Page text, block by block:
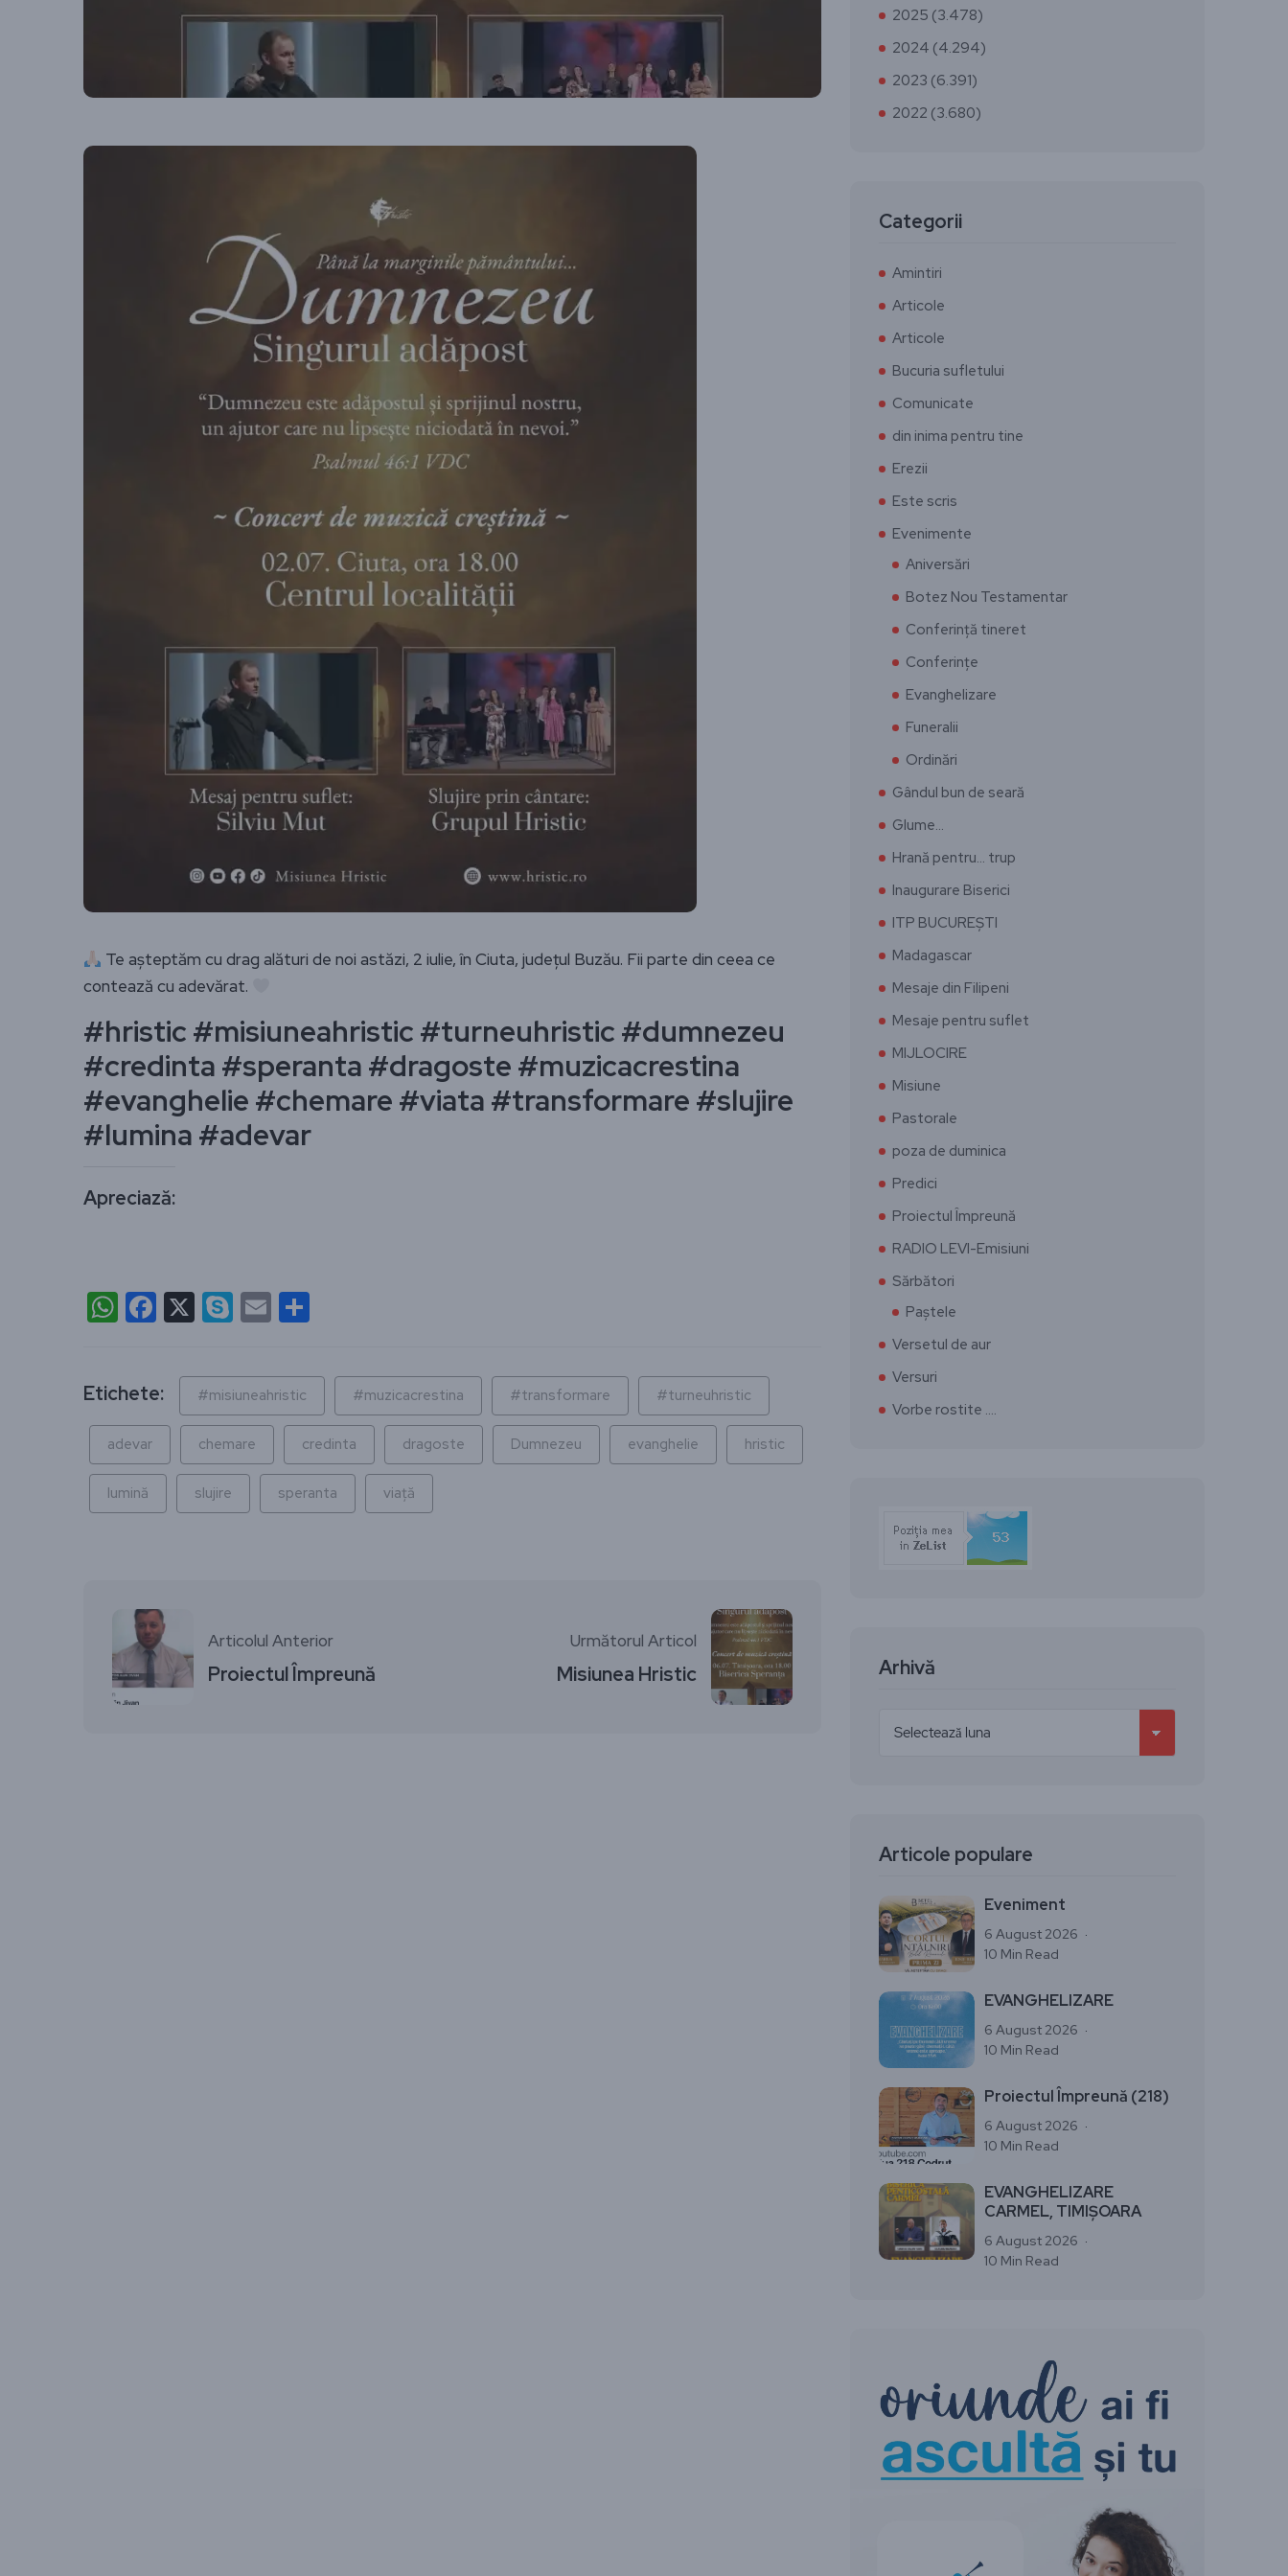
Te așteptăm cu drag alături de noi astăzi, 2 iulie, în Ciuta, județul Buzău. Fii parte din ceea ce
contează cu adevărat.
#hristic #misiuneahristic #turneuhristic #dumnezeu
#credinta #speranta #dragoste #muzicacrestina
#evanghelie #chemare #viata #transformare #slujire
#lumina #adevar
Apreciază:
WhatsApp
Facebook
X Skype
Email
Etichete: #misiuneahristic #muzicacrestina #transformare #turneuhristic
adevar chemare credinta dragoste Dumnezeu evanghelie hristic
lumină slujire speranta viață
Articolul Anterior
Proiectul Împreună
Următorul Articol
Misiunea Hristic
2025 (3.478)
2024 (4.294)
2023 (6.391)
2022 (3.680)
Categorii
Amintiri
Articole
Articole
Bucuria sufletului
Comunicate
din inima pentru tine
Erezii
Este scris
Evenimente
Aniversări
Botez Nou Testamentar
Conferință tineret
Conferințe
Evanghelizare
Funeralii
Ordinări
Gândul bun de seară
Glume…
Hrană pentru… trup
Inaugurare Biserici
ITP BUCUREȘTI
Madagascar
Mesaje din Filipeni
Mesaje pentru suflet
MIJLOCIRE
Misiune
Pastorale
poza de duminica
Predici
Proiectul Împreună
RADIO LEVI-Emisiuni
Sărbători
Paștele
Versetul de aur
Versuri
Vorbe rostite ….
Arhivă
Articole populare
Eveniment
6 August 2026
10 Min Read
EVANGHELIZARE
6 August 2026
10 Min Read
Proiectul Împreună (218)
6 August 2026
10 Min Read
EVANGHELIZARE
CARMEL, TIMIȘOARA
6 August 2026
10 Min Read